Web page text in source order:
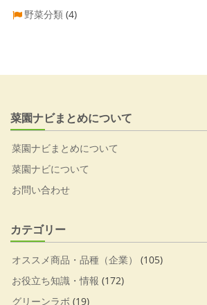
野菜分類 (4)
菜園ナビまとめについて
菜園ナビまとめについて
菜園ナビについて
お問い合わせ
カテゴリー
オススメ商品・品種（企業）
(105)
お役立ち知識・情報 (172)
グリーンラボ (19)